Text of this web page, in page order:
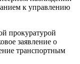
к управлению
прокуратурой
заявление о
транспортным